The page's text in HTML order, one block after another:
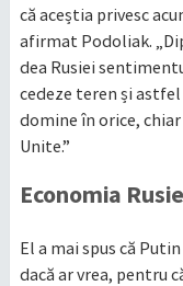
că aceștia privesc
afirmat Podoliak.
dea Rusiei
cedeze teren și astfel
domine în orice,
Unite.”
Economia
El a mai spus că
dacă ar vrea, pentru